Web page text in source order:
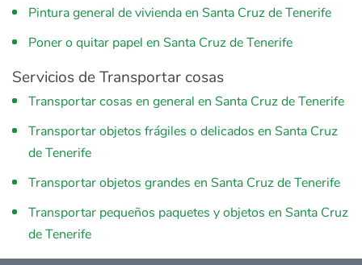
Pintura general de vivienda en Santa Cruz de Tenerife
Poner o quitar papel en Santa Cruz de Tenerife
Servicios de Transportar cosas
Transportar cosas en general en Santa Cruz de Tenerife
Transportar objetos frágiles o delicados en Santa Cruz
de Tenerife
Transportar objetos grandes en Santa Cruz de Tenerife
Transportar pequeños paquetes y objetos en Santa Cruz
de Tenerife